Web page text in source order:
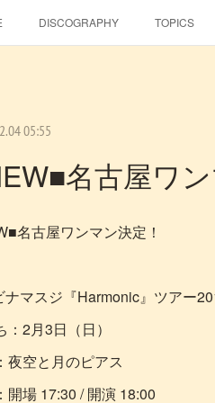
DISCOGRAPHY TOPICS
05:55
名古屋ワン
名古屋ワンマン決定！
ナマスジ『Harmonic』ツアー
：2月3日（日）
夜空と月のピアス
開場 17:30 / 開演 18:00